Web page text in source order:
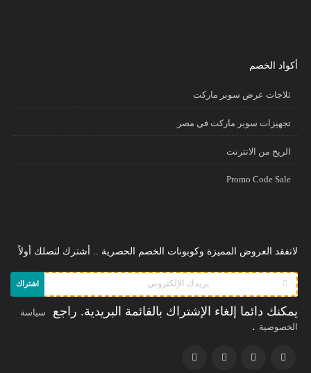
أكواد الخصم
ثلاجات عرض سوبر ماركت
تجهيزات سوبر ماركت في مصر
الريح من الانترنت
Promo Code Sale
لاتفقد العروض المميزة وكوبونات الخصم الحصرية .. أشترك لتصلك أولاً
اشتراك
يمكنك دائما إلغاء الإشتراك بالقائمة البريدية. راجع
سياسة
الخصوصية .